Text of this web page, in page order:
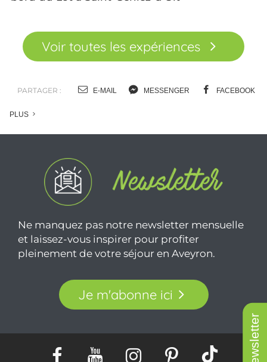
Newsletter
Voir toutes les expériences
PARTAGER : E-MAIL MESSENGER FACEBOOK
PLUS
Ne manquez pas notre newsletter mensuelle
et laissez-vous inspirer pour profiter
pleinement de votre séjour en Aveyron.
Je m'abonne ici